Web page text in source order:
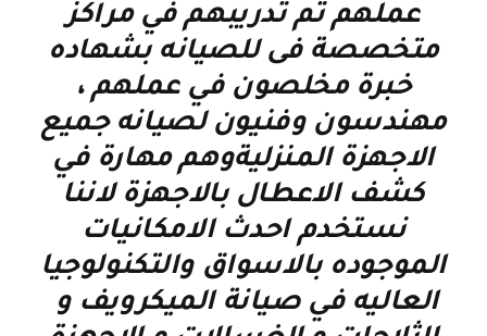
عملهم تم تدريبهم في مراكز
متخصصة فى للصيانه بشهاده
خبرة مخلصون في عملهم ،
مهندسون وفنيون لصيانه جميع
الاجهزة المنزليةوهم مهارة في
كشف الاعطال بالاجهزة لاننا
نستخدم احدث الامكانيات
الموجوده بالاسواق والتكنولوجيا
العاليه في صيانة الميكرويف و